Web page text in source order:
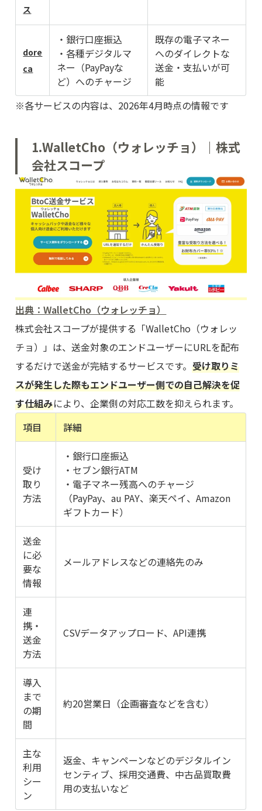
ス
dore
ca
・銀行口座振込
・各種デジタルマ
ネー（PayPayな
ど）へのチャージ
既存の電子マネー
へのダイレクトな
送金・支払いが可
能
※各サービスの内容は、2026年4月時点の情報です
1.WalletCho（ウォレッチョ）｜株式
会社スコープ
出典：WalletCho（ウォレッチョ）
株式会社スコープが提供する「WalletCho（ウォレッ
チョ）」は、送金対象のエンドユーザーにURLを配布
するだけで送金が完結するサービスです。受け取りミ
スが発生した際もエンドユーザー側での自己解決を促
す仕組みにより、企業側の対応工数を抑えられます。
項目
詳細
受け
取り
方法
・銀行口座振込
・セブン銀行ATM
・電子マネー残高へのチャージ
（PayPay、au PAY、楽天ペイ、Amazon
ギフトカード）
送金
に必
要な
情報
メールアドレスなどの連絡先のみ
連
携・
送金
方法
CSVデータアップロード、API連携
導入
まで
の期
間
約20営業日（企画審査などを含む）
主な
利用
シー
ン
返金、キャンペーンなどのデジタルイン
センティブ、採用交通費、中古品買取費
用の支払いなど